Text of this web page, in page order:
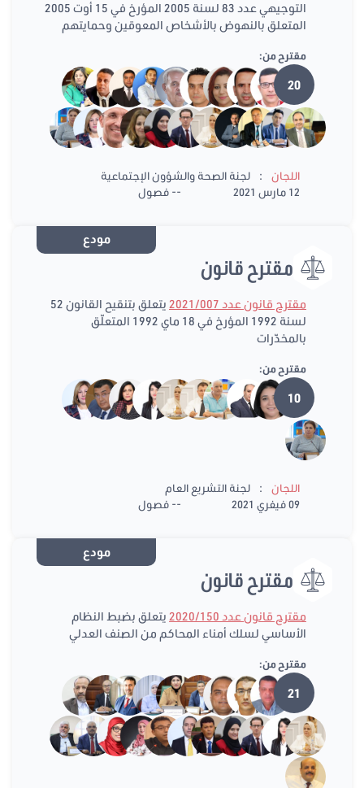
التوجيهي عدد 83 لسنة 2005 المؤرخ في 15 أوت 2005
المتعلق بالنهوض بالأشخاص المعوقين وحمايتهم
مقترح من:
20
اللجان :
لجنة الصحة والشؤون الإجتماعية
12 مارس 2021
-- فصول
مودع
مقترح قانون
مقترح قانون عدد 2021/007
يتعلق بتنقيح القانون 52
لسنة 1992 المؤرخ في 18 ماي 1992 المتعلّق
بالمخدّرات
مقترح من:
10
اللجان :
لجنة التشريع العام
09 فيفري 2021
-- فصول
مودع
مقترح قانون
مقترح قانون عدد 2020/150
يتعلق بضبط النظام
الأساسي لسلك أمناء المحاكم من الصنف العدلي
مقترح من:
21